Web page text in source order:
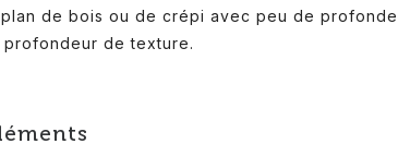
de bois ou de crépi avec peu de
de texture.